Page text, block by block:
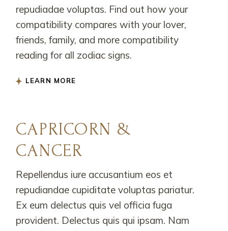
repudiadae voluptas. Find out how your
compatibility compares with your lover,
friends, family, and more compatibility
reading for all zodiac signs.
LEARN MORE
CAPRICORN &
CANCER
Repellendus iure accusantium eos et
repudiandae cupiditate voluptas pariatur.
Ex eum delectus quis vel officia fuga
provident. Delectus quis qui ipsam. Nam